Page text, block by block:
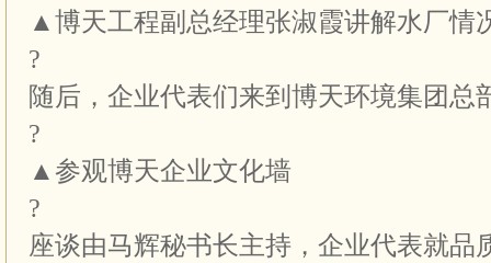
▲博天工程副总经理张淑霞讲解水厂情
?
随后，企业代表们来到博天环境集团总
?
▲参观博天企业文化墙
?
座谈由马辉秘书长主持，企业代表就品